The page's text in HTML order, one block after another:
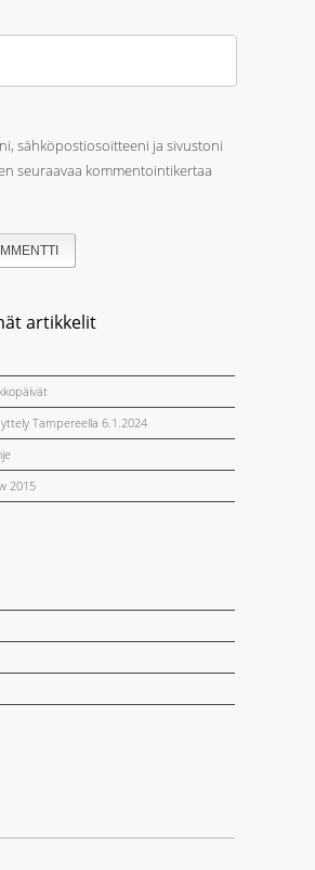
sähköpostiosoitteeni ja sivustoni
seuraavaa kommentointikertaa
artikkelit
Tampereella 6.1.2024
2015